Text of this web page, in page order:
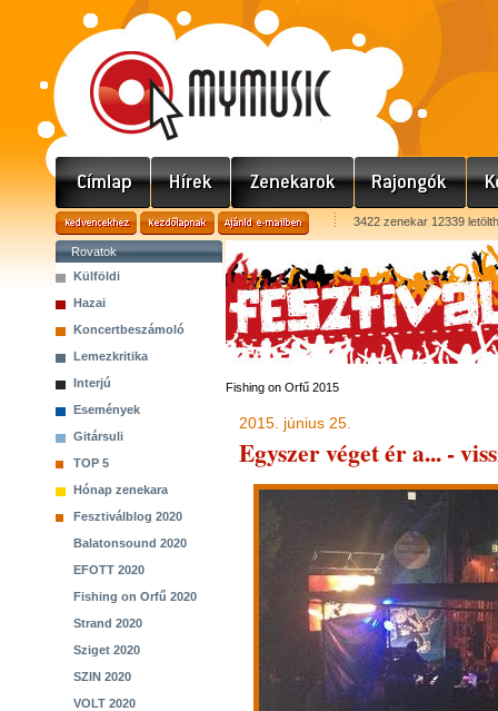
3422 zenekar 12339
Rovatok
Külföldi
Hazai
Koncertbeszámoló
Lemezkritika
Interjú
Események
Gitársuli
TOP 5
Hónap zenekara
Fesztiválblog 2020
Balatonsound 2020
EFOTT 2020
Fishing on Orfű 2020
Strand 2020
Sziget 2020
SZIN 2020
VOLT 2020
Fishing on Orfű 2015
2015. június 25.
Egyszer véget ér a... -